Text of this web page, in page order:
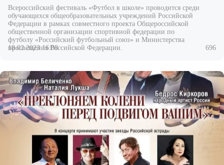
Всероссийский фестиваль «Футбол в школе» проводится среди
обучающихся общеобразовательных учреждений Российской
Федерации в рамках совместного проекта Общероссийской
общественной организации спортивной федерации по
футболу «Российский футбольный союз» и Министерства
просвещения Российской Федерации.
18.02.2023 16:08 696